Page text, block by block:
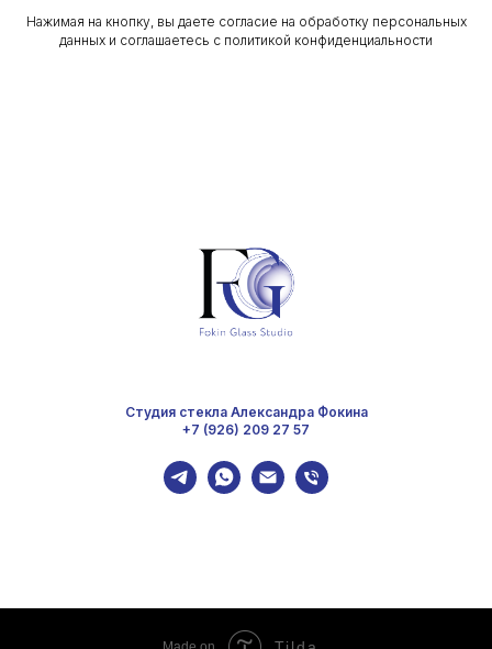
Нажимая на кнопку, вы даете согласие на обработку персональных
данных и соглашаетесь c политикой конфиденциальности
Студия стекла Александра Фокина
+7 (926) 209 27 57